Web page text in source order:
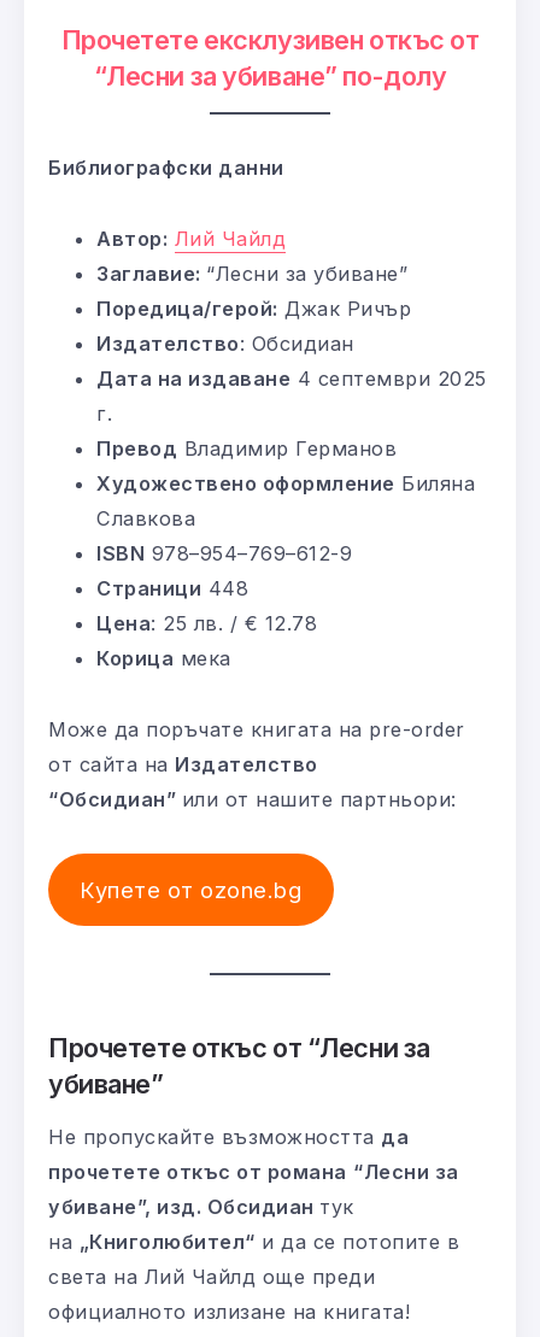
Прочетете ексклузивен откъс от
“Лесни за убиване” по-долу
Библиографски данни
Автор: Лий Чайлд
Заглавие: “Лесни за убиване”
Поредица/герой: Джак Ричър
Издателство: Обсидиан
Дата на издаване 4 септември 2025
г.
Превод Владимир Германов
Художествено оформление Биляна
Славкова
ISBN 978–954–769–612-9
Страници 448
Цена: 25 лв. / € 12.78
Корица мека
Може да поръчате книгата на pre-order
от сайта на Издателство
“Обсидиан” или от нашите партньори:
Купете от ozone.bg
Прочетете откъс от “Лесни за
убиване”
Не пропускайте възможността да
прочетете откъс от романа “Лесни за
убиване”, изд. Обсидиан тук
на „Книголюбител“ и да се потопите в
света на Лий Чайлд още преди
официалното излизане на книгата!